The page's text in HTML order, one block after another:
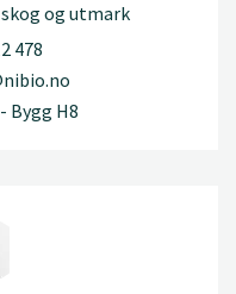
og utmark
478
Bygg H8